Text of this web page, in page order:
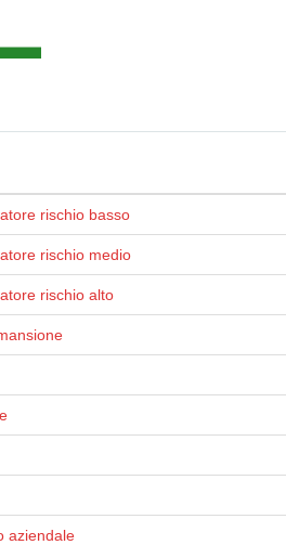
rischio basso
rischio medio
rischio alto
aziendale